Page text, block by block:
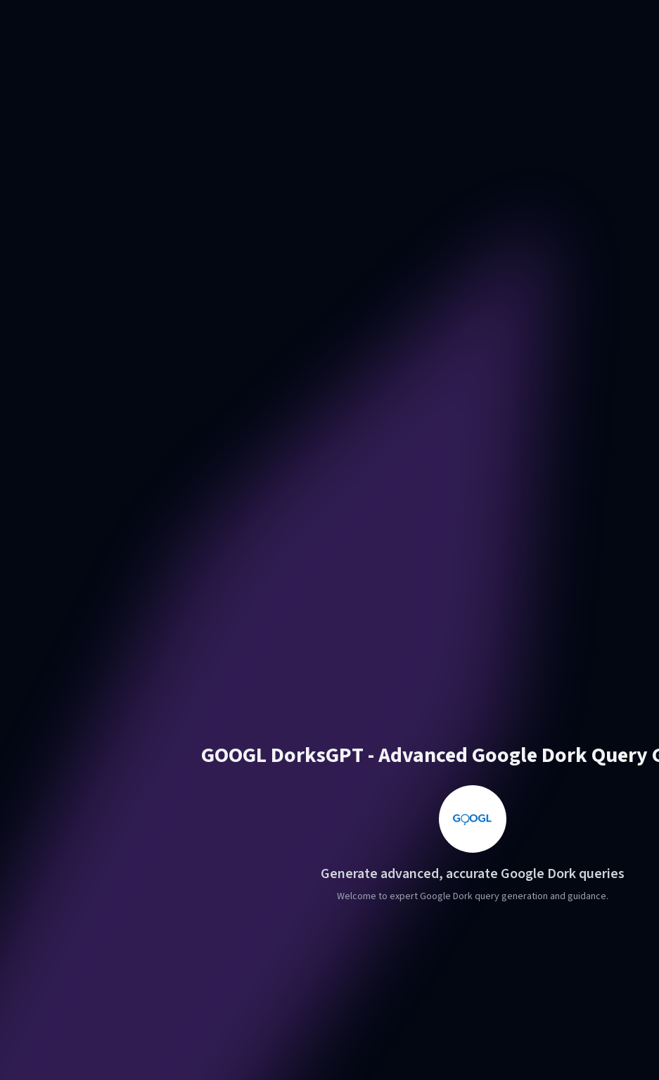
GOOGL DorksGPT - Advanced Google Dork Query
Generate advanced, accurate Google Dork queries
Welcome to expert Google Dork query generation and guidance.